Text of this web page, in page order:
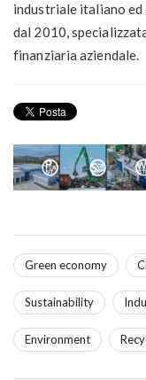
industriale italiano ed
dal 2010,
finanziaria aziendale.
Green economy
Sustainability
Environment